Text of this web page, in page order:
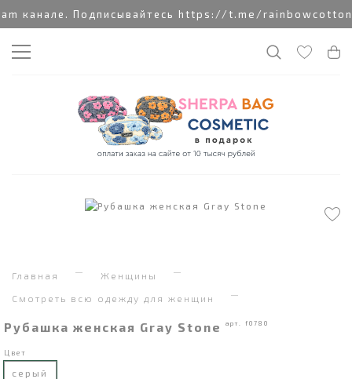
канале. Подписывайтесь https://t.me/
Главная Женщины
Смотреть всю одежду для женщин
Рубашка женская Gray Stone арт. f0780
Цвет
серый